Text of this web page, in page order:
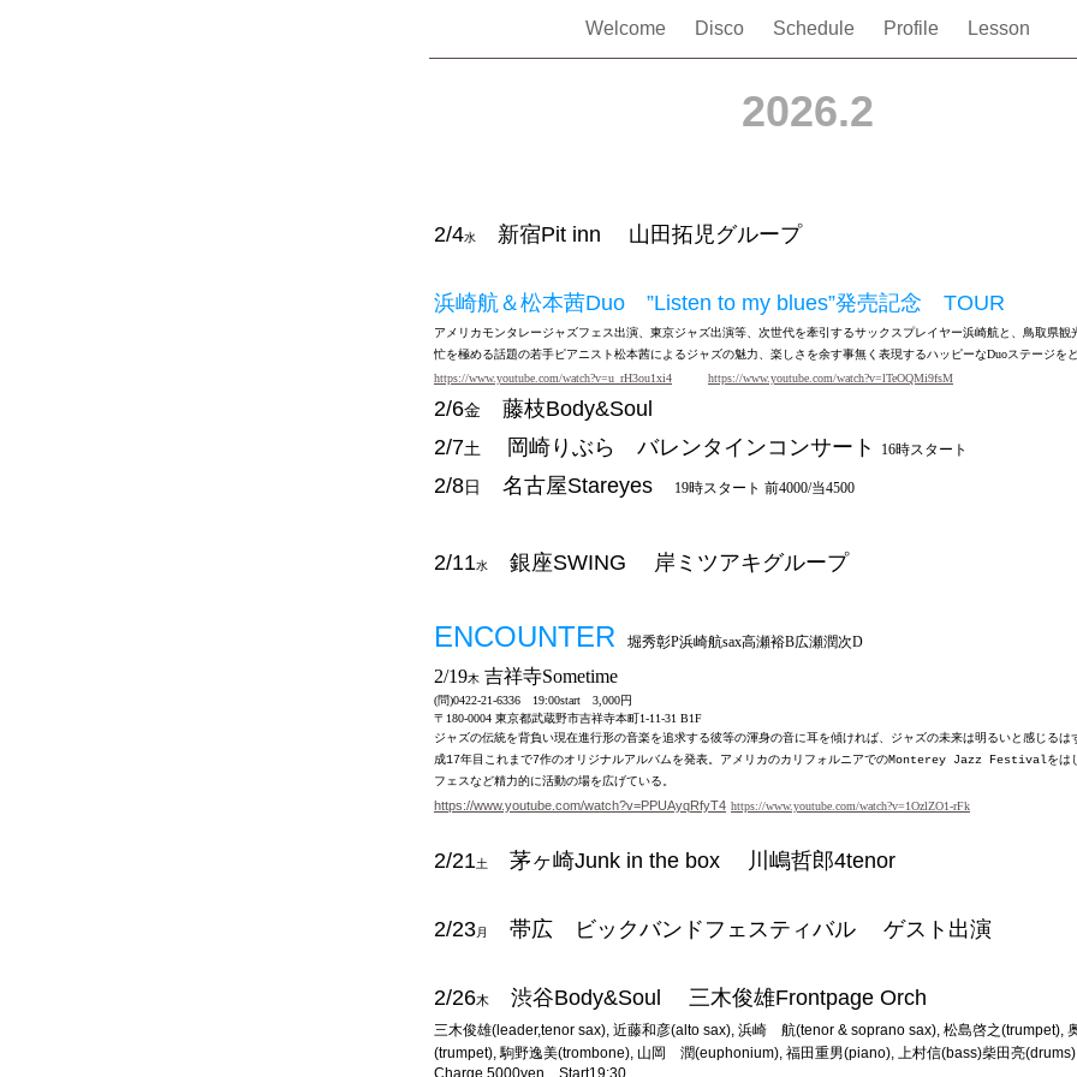
Welcome Disco Schedule Profile Lesson
2026.2
2/4水 新宿Pit inn 山田拓児グループ
浜崎航＆松本茜Duo ”Listen to my blues”発売記念 TOUR
アメリカモンタレージャズフェス出演、東京ジャズ出演等、次世代を牽引するサックスプレイヤー浜崎航と、鳥取県観
忙を極める話題の若手ピアニスト松本茜によるジャズの魅力、楽しさを余す事無く表現するハッピーなDuoステージを
https://www.youtube.com/watch?v=u_rH3ou1xi4
https://www.youtube.com/watch?v=lTeOQMi9fsM
2/6金 藤枝Body&Soul
2/7土 岡崎りぶら バレンタインコンサート 16時スタート
2/8 日 名古屋Stareyes 19時スタート 前4000/当4500
2/11水 銀座SWING 岸ミツアキグループ
ENCOUNTER 堀秀彰P浜崎航sax高瀬裕B広瀬潤次D
2/19木 吉祥寺Sometime
(問)0422-21-6336 19:00start 3,000円
〒180-0004 東京都武蔵野市吉祥寺本町1-11-31 B1F
ジャズの伝統を背負い現在進行形の音楽を追求する彼等の渾身の音に耳を傾ければ、ジャズの未来は明るいと感じるは
成17年目これまで7作のオリジナルアルバムを発表。アメリカのカリフォルニアでのMonterey Jazz Festivalをは
フェスなど精力的に活動の場を広げている。
https://www.youtube.com/watch?v=PPUAyqRfyT4 https://www.youtube.com/watch?v=1OzlZO1-rFk
2/21土 茅ヶ崎Junk in the box 川嶋哲郎4tenor
2/23月 帯広 ビックバンドフェスティバル ゲスト出演
2/26木 渋谷Body&Soul 三木俊雄Frontpage Orch
三木俊雄(leader,tenor sax), 近藤和彦(alto sax), 浜崎 航(tenor & soprano sax), 松島啓之(trumpet),
(trumpet), 駒野逸美(trombone), 山岡 潤(euphonium), 福田重男(piano), 上村信(bass)柴田亮(drums)
Charge 5000yen Start19:30